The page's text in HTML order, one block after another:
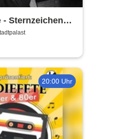
- Sternzeichen
20:00 Uhr